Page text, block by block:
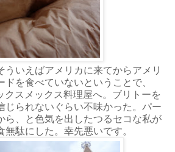
ういえばアメリカに来てからアメリ
ドを食べていないということで、
クスメックス料理屋へ。ブリトーを
じられないぐらい不味かった。パー
ら、と色気を出したつるセコな私が
駄にした。幸先悪いです。